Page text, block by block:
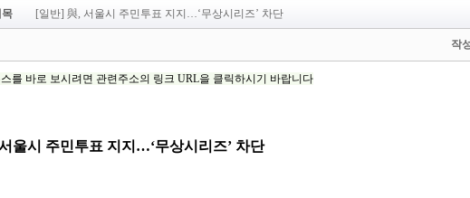
[일반] 與, 서울시 주민투표 지지…‘무상시리즈’ 차단
작